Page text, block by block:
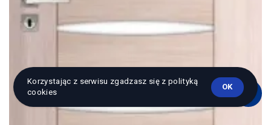
Korzystając z serwisu zgadzasz się z polityką
cookies
OK